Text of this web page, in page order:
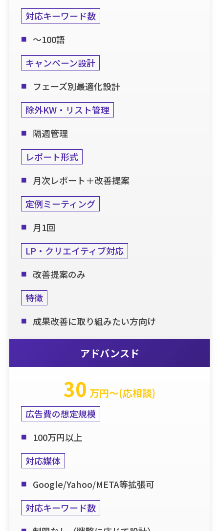
対応キーワード数
～100語
キャンペーン設計
フェーズ別最適化設計
除外KW・リスト管理
隔週管理
レポート形式
月次レポート＋改善提案
定例ミーティング
月1回
LP・クリエイティブ対応
改善提案のみ
特徴
成果改善に取り組みたい方向け
アドバンスド
30 万円〜(応相談)
広告費の想定規模
100万円以上
対応媒体
Google/Yahoo/META等拡張可
対応キーワード数